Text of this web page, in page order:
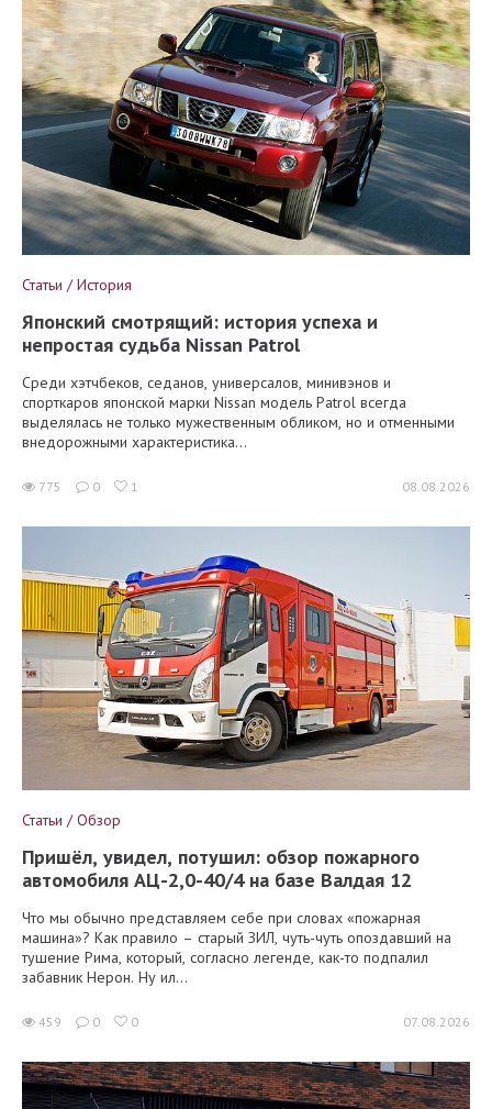
Статьи / История
Японский смотрящий: история успеха и
непростая судьба Nissan Patrol
Среди хэтчбеков, седанов, универсалов, минивэнов и
спорткаров японской марки Nissan модель Patrol всегда
выделялась не только мужественным обликом, но и отменными
внедорожными характеристика...
775 0 1 08.08.2026
Статьи / Обзор
Пришёл, увидел, потушил: обзор пожарного
автомобиля АЦ-2,0-40/4 на базе Валдая 12
Что мы обычно представляем себе при словах «пожарная
машина»? Как правило – старый ЗИЛ, чуть-чуть опоздавший на
тушение Рима, который, согласно легенде, как-то подпалил
забавник Нерон. Ну ил...
459 0 0 07.08.2026